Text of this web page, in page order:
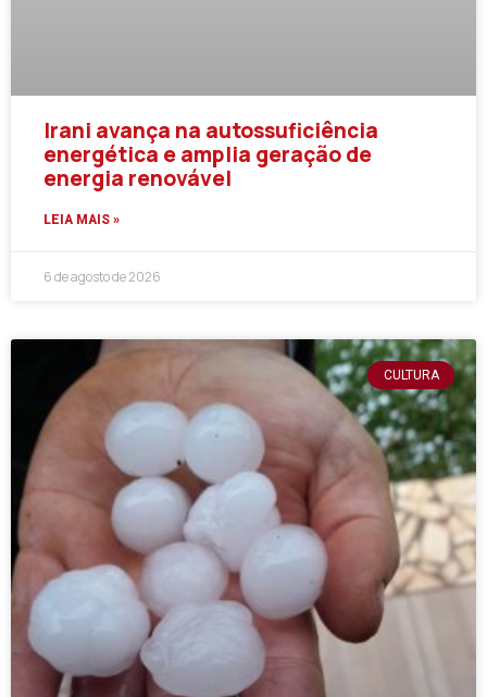
Irani avança na autossuficiência
energética e amplia geração de
energia renovável
LEIA MAIS »
6 de agosto de 2026
CULTURA